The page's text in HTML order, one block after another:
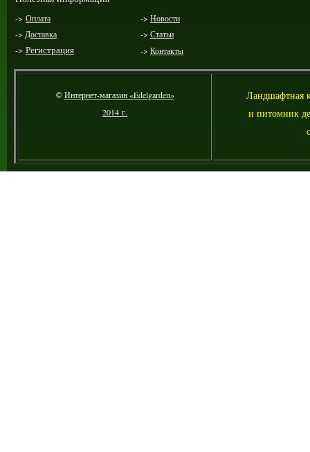
-> Оплата -> Новости
-> Доставка -> Статьи
-> Регистрация -> Контакты
© Интернет-магазин «Edelgarden»
2014 г.
Ландшафтная
и питомник